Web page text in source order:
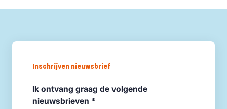
Inschrijven nieuwsbrief
Ik ontvang graag de volgende
nieuwsbrieven *